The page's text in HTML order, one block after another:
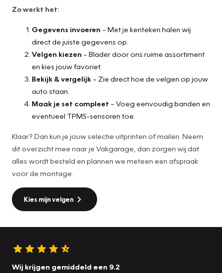
Zo werkt het:
Gegevens invoeren – Met je kenteken halen wij
direct de juiste gegevens op.
Velgen kiezen – Blader door ons ruime assortiment
en kies jouw favoriet.
Bekijk & vergelijk – Zie direct hoe de velgen op jouw
auto staan.
Maak je set compleet – Voeg eenvoudig banden en
eventueel TPMS-sensoren toe.
Klaar? Dan kun je jouw selectie uitprinten of mailen. Neem
dit overzicht mee naar je Vakgarage, dan zorgen wij dat
alles wordt besteld en plannen we meteen een afspraak
voor de montage.
Kies mijn velgen
Wij krijgen gemiddeld een 9.2